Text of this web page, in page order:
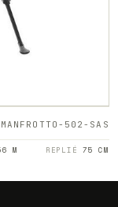
502-SAS
M REPLIÉ 75 CM